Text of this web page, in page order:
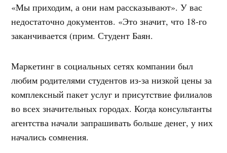
«Мы приходим, а они нам рассказывают». У вас
недостаточно документов. «Это значит, что 18-го
заканчивается (прим. Студент Баян.
Маркетинг в социальных сетях компании был
любим родителями студентов из-за низкой цены за
комплексный пакет услуг и присутствие филиалов
во всех значительных городах. Когда консультанты
агентства начали запрашивать больше денег, у них
начались сомнения.